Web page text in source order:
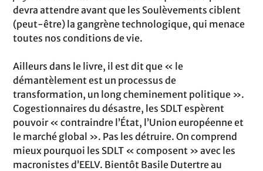
devra attendre avant que les Soulèvements ciblent
(peut-être) la gangrène technologique, qui menace
toutes nos conditions de vie.
Ailleurs dans le livre, il est dit que « le
démantèlement est un processus de
transformation, un long cheminement politique ».
Cogestionnaires du désastre, les SDLT espèrent
pouvoir « contraindre l’État, l’Union européenne et
le marché global ». Pas les détruire. On comprend
mieux pourquoi les SDLT « composent » avec les
macronistes d’EELV. Bientôt Basile Dutertre au